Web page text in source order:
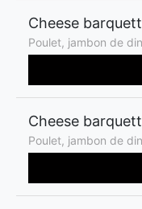
Cheese
Poulet, jambon de
Cheese
Poulet, jambon de